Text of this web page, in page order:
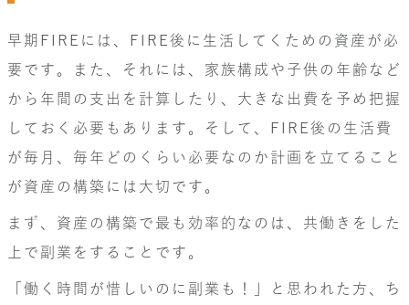
早期FIREには、FIRE後に生活してくための資産が必
要です。また、それには、家族構成や子供の年齢など
から年間の支出を計算したり、大きな出費を予め把握
しておく必要もあります。そして、FIRE後の生活費
が毎月、毎年どのくらい必要なのか計画を立てること
が資産の構築には大切です。
まず、資産の構築で最も効率的なのは、共働きをした
上で副業をすることです。
「働く時間が惜しいのに副業も！」と思われた方、ち